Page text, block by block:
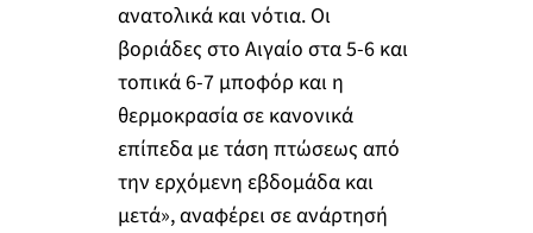
ανατολικά και νότια. Οι
βοριάδες στο Αιγαίο στα 5-6 και
τοπικά 6-7 μποφόρ και η
θερμοκρασία σε κανονικά
επίπεδα με τάση πτώσεως από
την ερχόμενη εβδομάδα και
μετά», αναφέρει σε ανάρτησή